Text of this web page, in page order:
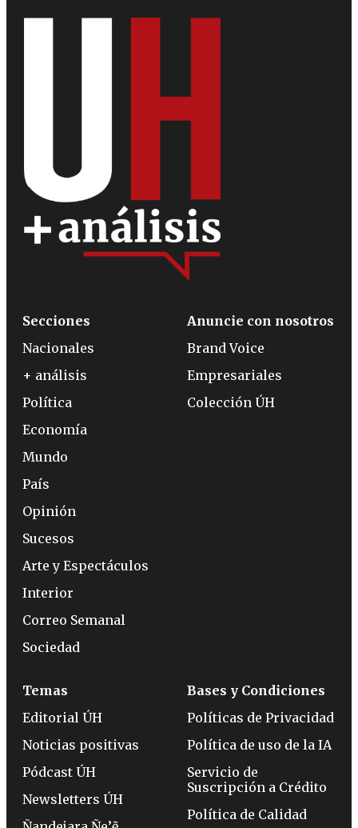
Secciones
Nacionales
+ análisis
Política
Economía
Mundo
País
Opinión
Sucesos
Arte y Espectáculos
Interior
Correo Semanal
Sociedad
Anuncie con nosotros
Brand Voice
Empresariales
Colección ÚH
Temas
Editorial ÚH
Noticias positivas
Pódcast ÚH
Newsletters ÚH
Bases y Condiciones
Políticas de Privacidad
Política de uso de la IA
Servicio de
Suscripción a Crédito
Política de Calidad